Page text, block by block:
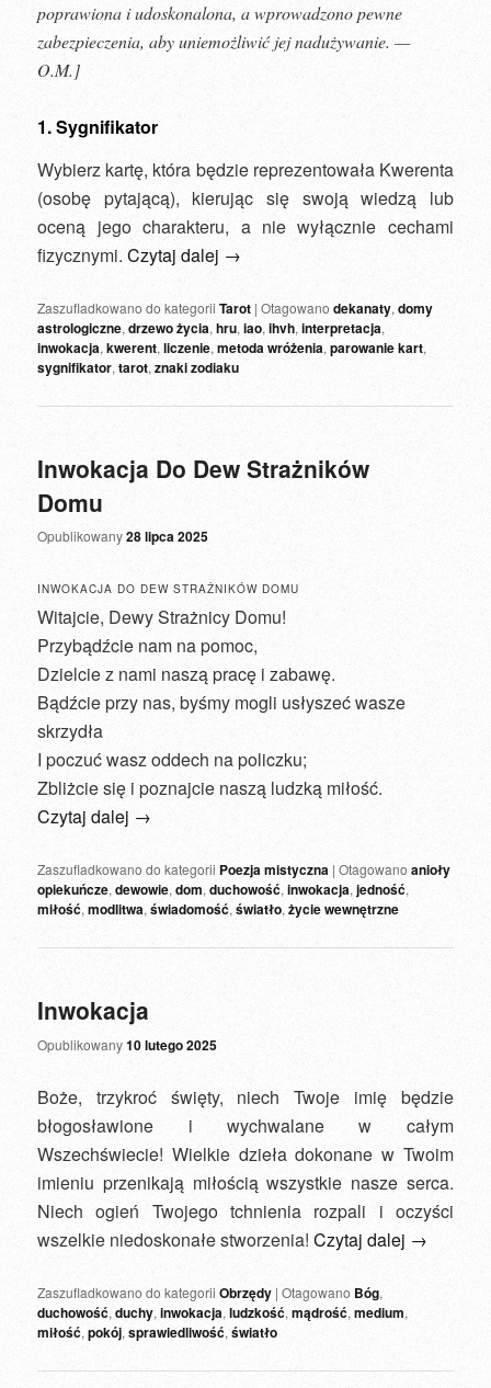
poprawiona i udoskonalona, a wprowadzono pewne
zabezpieczenia, aby uniemożliwić jej nadużywanie. —
O.M.]
1. Sygnifikator
Wybierz kartę, która będzie reprezentowała Kwerenta
(osobę pytającą), kierując się swoją wiedzą lub
oceną jego charakteru, a nie wyłącznie cechami
fizycznymi.Czytaj dalej →
Zaszufladkowano do kategorii Tarot |Otagowano dekanaty,domy
astrologiczne,drzewo życia,hru,iao,ihvh,interpretacja,
inwokacja,kwerent,liczenie,metoda wróżenia,parowanie kart,
sygnifikator,tarot,znaki zodiaku
Inwokacja Do Dew Strażników
Domu
Opublikowany28 lipca 2025
INWOKACJA DO DEW STRAŻNIKÓW DOMU
Witajcie, Dewy Strażnicy Domu!
Przybądźcie nam na pomoc,
Dzielcie z nami naszą pracę i zabawę.
Bądźcie przy nas, byśmy mogli usłyszeć wasze
skrzydła
I poczuć wasz oddech na policzku;
Zbliżcie się i poznajcie naszą ludzką miłość.
Czytaj dalej →
Zaszufladkowano do kategorii Poezja mistyczna |Otagowano anioły
opiekuńcze,dewowie,dom,duchowość,inwokacja,jedność,
miłość,modlitwa,świadomość,światło,życie wewnętrzne
Inwokacja
Opublikowany10 lutego 2025
Boże, trzykroć święty, niech Twoje imię będzie
błogosławione i wychwalane w całym
Wszechświecie! Wielkie dzieła dokonane w Twoim
imieniu przenikają miłością wszystkie nasze serca.
Niech ogień Twojego tchnienia rozpali i oczyści
wszelkie niedoskonałe stworzenia!Czytaj dalej →
Zaszufladkowano do kategorii Obrzędy |Otagowano Bóg,
duchowość,duchy,inwokacja,ludzkość,mądrość,medium,
miłość,pokój,sprawiedliwość,światło